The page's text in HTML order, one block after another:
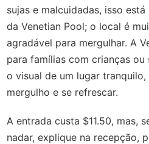
sujas e malcuidadas, isso
da Venetian Pool; o local é
agradável para mergulhar. A
para famílias com crianças
o visual de um lugar
mergulho e se refrescar.
A entrada custa $11.50, mas,
nadar, explique na recepção,